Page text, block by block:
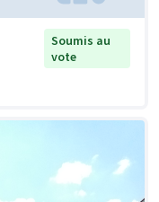
Soumis au
vote